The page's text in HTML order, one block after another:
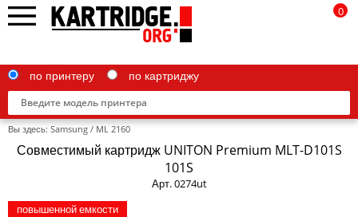
Brother
по принтеру по картриджу
0
Вы здесь: Samsung / ML 2160
Совместимый картридж UNITON Premium MLT-D101S
101S
Арт. 0274ut
повышенной емкости